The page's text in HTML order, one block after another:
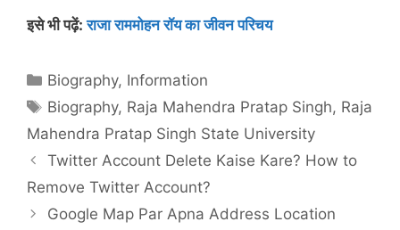
इसे भी पढ़ें:राजा राममोहन रॉय का जीवन परिचय
Categories
Biography, Information
Tags
Biography, Raja Mahendra Pratap Singh, Raja
Mahendra Pratap Singh State University
Twitter Account Delete Kaise Kare? How to
Remove Twitter Account?
Google Map Par Apna Address Location